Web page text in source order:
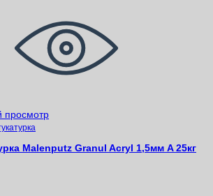
просмотр
Malenputz Granul Acryl 1,5мм A 25кг